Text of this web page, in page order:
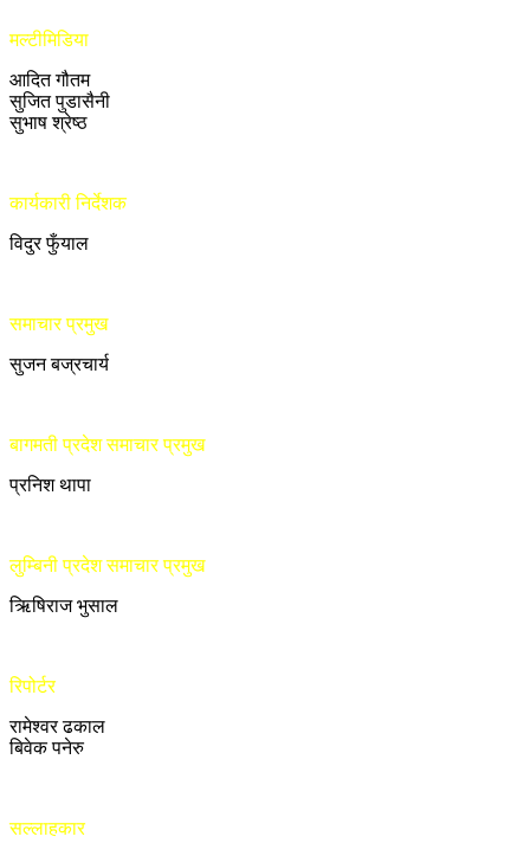
मल्टीमिडिया
आदित गौतम
सुजित पुडासैनी
सुभाष श्रेष्ठ
कार्यकारी निर्देशक
विदुर फुँयाल
समाचार प्रमुख
सुजन बज्रचार्य
बागमती प्रदेश समाचार प्रमुख
प्रनिश थापा
लुम्बिनी प्रदेश समाचार प्रमुख
ऋिषिराज भुसाल
रिपोर्टर
रामेश्वर ढकाल
बिवेक पनेरु
सल्लाहकार